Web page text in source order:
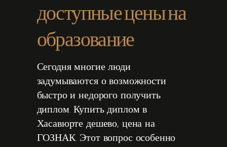
доступные цены на
образование
Сегодня многие люди
задумываются о возможности
быстро и недорого получить
диплом. Купить диплом в
Хасавюрте дешево, цена на
ГОЗНАК. Этот вопрос особенно